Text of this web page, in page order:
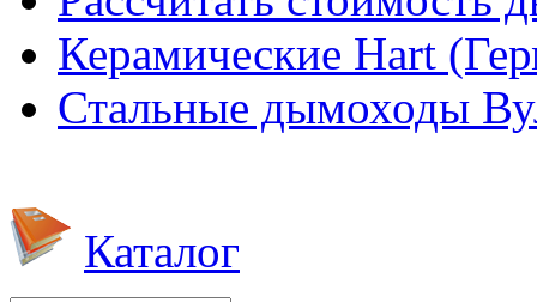
Керамические Hart
Стальные дымоходы
Каталог